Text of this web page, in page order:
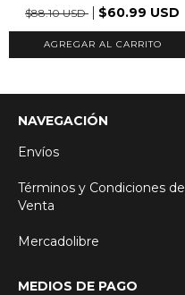
$88.10 USD
$60.99 USD
AGREGAR AL CARRITO
NAVEGACIÓN
Envíos
Términos y Condiciones de
Venta
Mercadolibre
MEDIOS DE PAGO